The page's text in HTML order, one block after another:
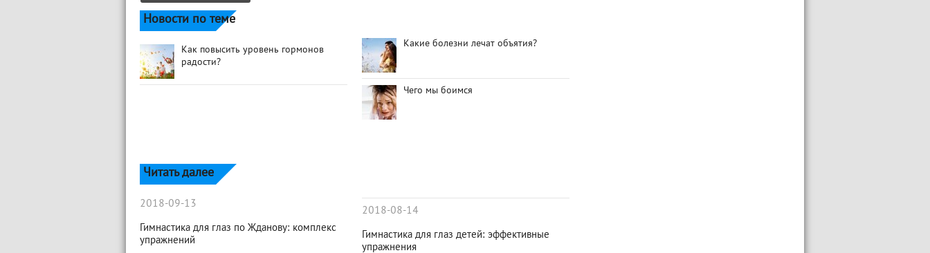
Новости по теме
Как повысить уровень гормонов
радости?
Какие болезни лечат объятия?
Чего мы боимся
Читать далее
2018-09-13
Гимнастика для глаз по Жданову: комплекс
упражнений
2018-08-14
Гимнастика для глаз детей: эффективные
упражнения